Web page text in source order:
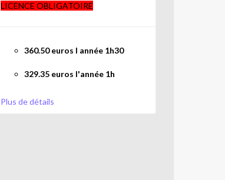
LICENCE OBLIGATOIRE
360.50 euros l année 1h30
329.35 euros l'année 1h
318.85 euros l année 45mn
Plus de détails